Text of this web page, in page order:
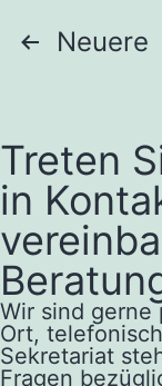
Neuere
Treten
in
Wir sind gerne
Ort,
Sekretariat
Fragen